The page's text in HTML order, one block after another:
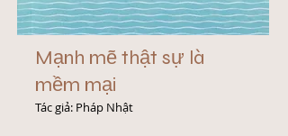
Mạnh mẽ thật sự là
mềm mại
Tác giả: Pháp Nhật